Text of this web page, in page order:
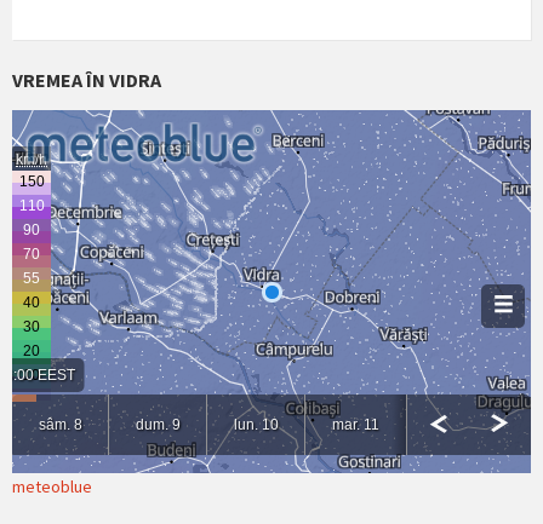
VREMEA ÎN VIDRA
meteoblue